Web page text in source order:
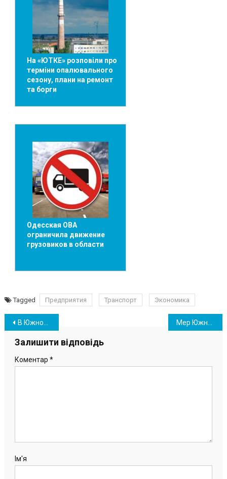
На «ЮТКЕ» розповіли про
терміни опалювального
сезону, плани на ремонт
та борги
Одесская ОВА
ограничила движение
грузовиков в области
Tagged Предприятия Транспорт Экономика
Навігація
записів
В Южному санаторій-профілакторій «Портовик» призупиняє роботу
Залишити відповідь
Коментар *
Ім'я